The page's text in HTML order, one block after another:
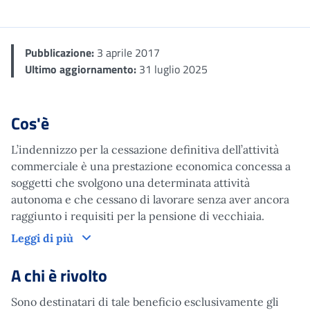
Pubblicazione: 3 aprile 2017
Ultimo aggiornamento: 31 luglio 2025
Cos'è
L’indennizzo per la cessazione definitiva dell’attività
commerciale è una prestazione economica concessa a
soggetti che svolgono una determinata attività
autonoma e che cessano di lavorare senza aver ancora
raggiunto i requisiti per la pensione di vecchiaia.
Leggi di più
Cos'è
A chi è rivolto
Sono destinatari di tale beneficio esclusivamente gli